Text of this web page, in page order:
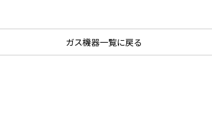
ガス機器一覧に戻る